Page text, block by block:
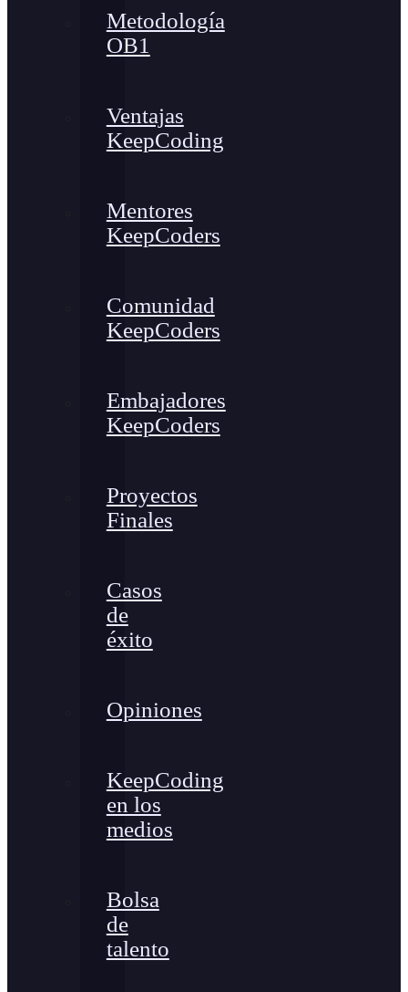
Metodología
OB1
Ventajas
KeepCoding
Mentores
KeepCoders
Comunidad
KeepCoders
Embajadores
KeepCoders
Proyectos
Finales
Casos
de
éxito
Opiniones
KeepCoding
en los
medios
Bolsa
de
talento